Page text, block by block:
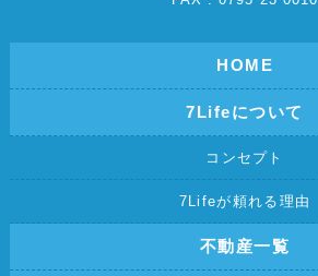
HOME
7Lifeについて
コンセプト
7Lifeが頼れる理由
不動産一覧